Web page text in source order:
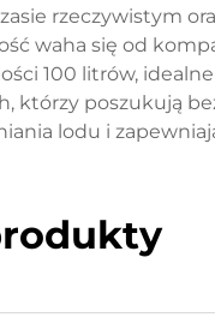
rzeczywistym
waha się od
100 litrów, idealne
którzy poszukują
lodu i